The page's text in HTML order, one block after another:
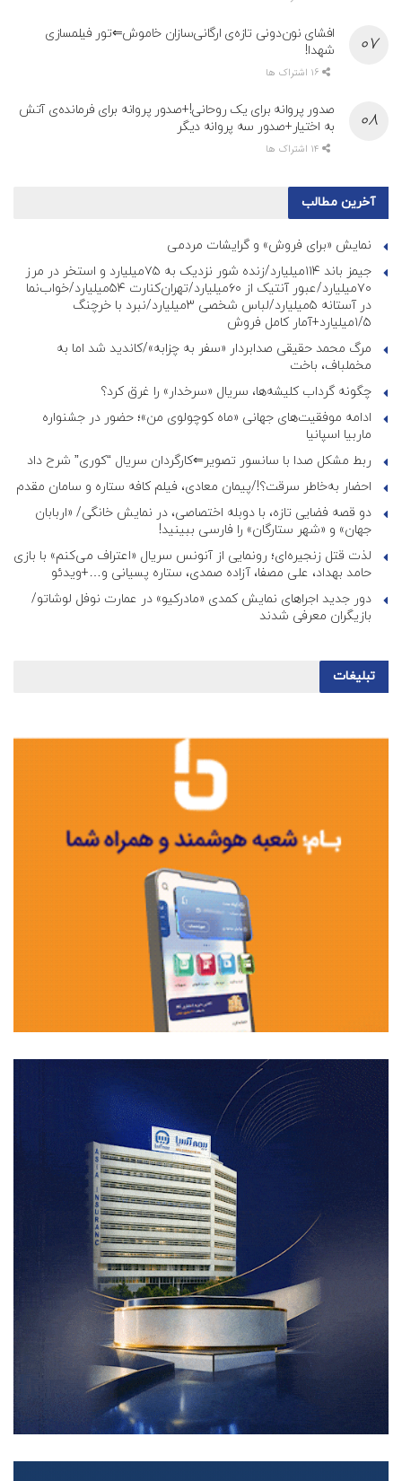
افشای نون‌دونی تازه‌ی ارگانی‌سازان خاموش⇐تور فیلمسازی
شهدا!
صدور پروانه برای یک روحانی!+صدور پروانه برای فرمانده‌ی آتش
به اختیار+صدور سه پروانه دیگر
آخرین مطالب
نمایش «برای فروش» و گرایشات مردمی
جیمز باند ۱۱۴میلیارد/زنده شور نزدیک به ۷۵میلیارد و استخر در مرز
۷۰میلیارد/عبور آنتیک از ۶۰میلیارد/تهران‌کنارت ۵۴میلیارد/خواب‌نما
در آستانه ۵میلیارد/لباس شخصی ۳میلیارد/نبرد با خرچنگ
۱/۵میلیارد+آمار کامل فروش
مرگ محمد حقیقی صدابردار «سفر به چزابه»/کاندید شد اما به
مخملباف، باخت
چگونه گرداب کلیشه‌ها، سریال «سرخدار» را غرق کرد؟
ادامه موفقیت‌های جهانی «ماه کوچولوی من»؛ حضور در جشنواره
ماربیا اسپانیا
ربط مشکل صدا با سانسور تصویر⇐کارگردان سریال “کوری” شرح داد
احضار به‌خاطر سرقت؟!/پیمان معادی، فیلم کافه ستاره و سامان مقدم
دو قصه فضایی تازه، با دوبله اختصاصی، در نمایش خانگی/ «اربابان
جهان» و «شهر ستارگان» را فارسی ببینید!
لذت قتل زنجیره‌ای؛ رونمایی از آنونس سریال «اعتراف می‌کنم» با بازی
حامد بهداد، علی مصفا، آزاده صمدی، ستاره پسیانی و…+ویدئو
دور جدید اجراهای نمایش کمدی «مادرکیو» در عمارت نوفل لوشاتو/
بازیگران معرفی شدند
تبلیغات